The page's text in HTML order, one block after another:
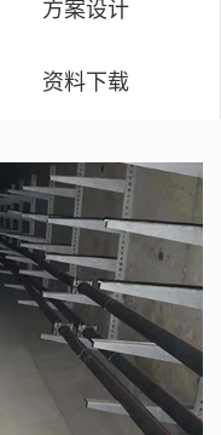
方案设计
资料下载